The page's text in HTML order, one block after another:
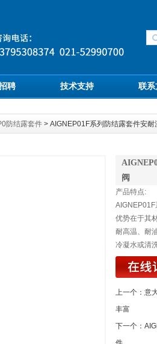
聘 技术支持 联系
防结露套件 > AIGNEP01F系列防结露套件安耐
阀
产品特点:
优势在于其
耐高温、耐
冷凝水或清
上一个： 意
丰富
下一个：